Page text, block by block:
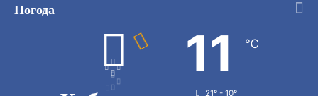
Погода
11 ℃
21º - 10º